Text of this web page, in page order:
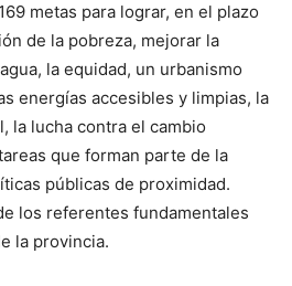
metas para lograr, en el plazo
de la pobreza, mejorar la
la equidad, un urbanismo
energías accesibles y limpias, la
la lucha contra el cambio
que forman parte de la
públicas de proximidad.
los referentes fundamentales
la provincia.